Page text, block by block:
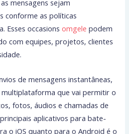
mensagens sejam
conforme as políticas
Esses occasionsomgele podem
com equipes, projetos, clientes
de mensagens instantâneas,
que vai permitir o
fotos, áudios e chamadas de
aplicativos para bate-
o iOS quanto para o Android é o